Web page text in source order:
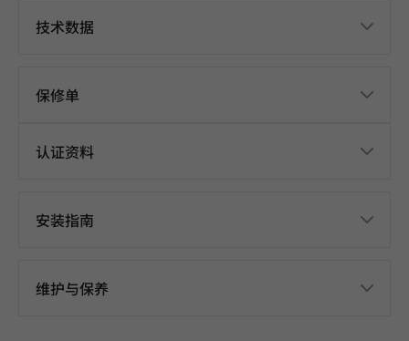
技术数据
保修单
认证资料
安装指南
维护与保养